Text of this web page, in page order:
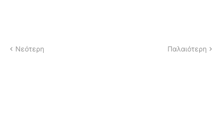
Νεότερη Παλαιότερη